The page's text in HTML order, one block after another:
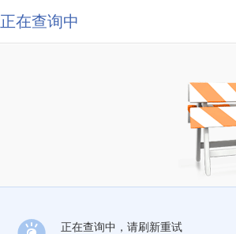
正在查询中
正在查询中，请刷新重试